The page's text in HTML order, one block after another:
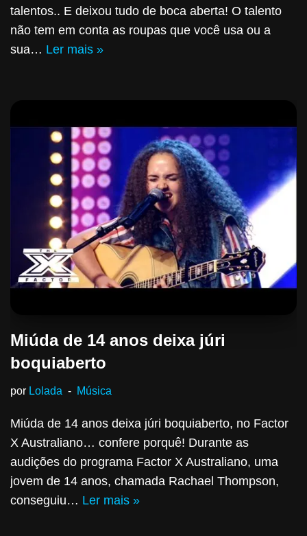
talentos.. E deixou tudo de boca aberta! O talento
não tem em conta as roupas que você usa ou a
sua… Ler mais »
Miúda de 14 anos deixa júri
boquiaberto
por Lolada Música
Miúda de 14 anos deixa júri boquiaberto, no Factor
X Australiano… confere porquê! Durante as
audições do programa Factor X Australiano, uma
jovem de 14 anos, chamada Rachael Thompson,
conseguiu… Ler mais »